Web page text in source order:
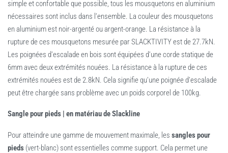
simple et confortable que possible, tous les mousquetons en aluminium
nécessaires sont inclus dans l’ensemble. La couleur des mousquetons
en aluminium est noir-argenté ou argent-orange. La résistance à la
rupture de ces mousquetons mesurée par SLACKTIVITY est de 27.7kN.
Les poignées d’escalade en bois sont équipées d’une corde statique de
6mm avec deux extrémités nouées. La résistance à la rupture de ces
extrémités nouées est de 2.8kN. Cela signifie qu’une poignée d’escalade
peut être chargée sans problème avec un poids corporel de 100kg.
Sangle pour pieds | en matériau de Slackline
Pour atteindre une gamme de mouvement maximale, les sangles pour
pieds (vert-blanc) sont essentielles comme support. Cela permet une